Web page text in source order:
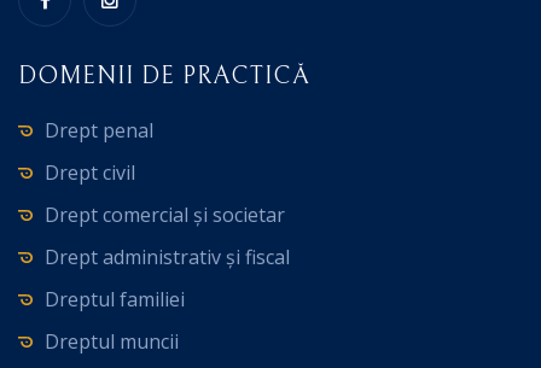
DOMENII DE PRACTICĂ
Drept penal
Drept civil
Drept comercial și societar
Drept administrativ și fiscal
Dreptul familiei
Dreptul muncii